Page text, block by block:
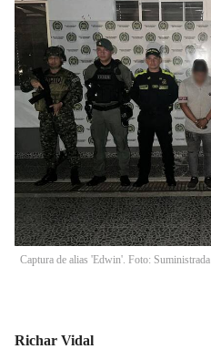
Captura de alias 'Edwin'. Foto: Suministrada
Richar Vidal